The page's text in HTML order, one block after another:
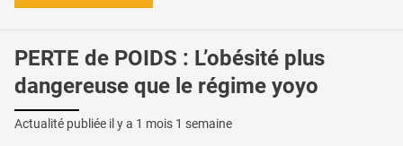
PERTE de POIDS : L’obésité plus
dangereuse que le régime yoyo
Actualité publiée il y a 1 mois 1 semaine